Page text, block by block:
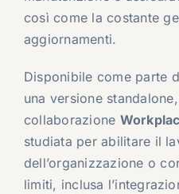
così come la costante
aggiornamenti.
Disponibile come parte
una versione
collaborazione
studiata per abilitare il
dell’organizzazione o
limiti, inclusa